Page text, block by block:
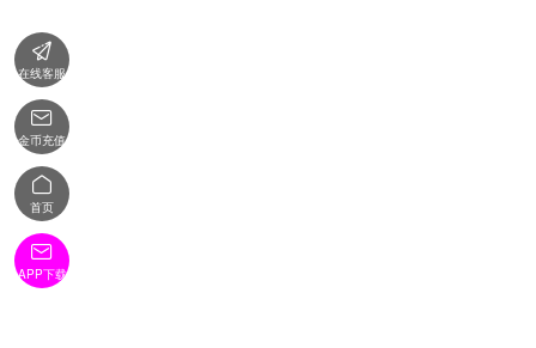

在线客服

金币充值

首页

APP下载